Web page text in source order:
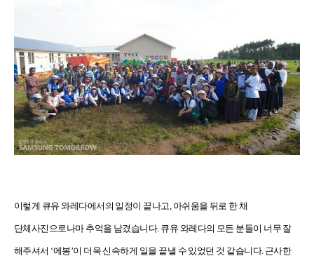
이렇게 큐유 와레다에서의 일정이 끝나고, 아쉬움을 뒤로 한 채
단체사진으로나마 추억을 남겼습니다. 큐유 와레다의 모든 분들이 너무 잘
해주셔서 ‘에봉’이 더욱 신속하게 일을 끝낼 수 있었던 것 같습니다. 근사한